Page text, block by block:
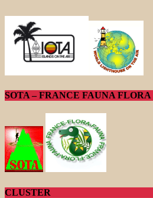
SOTA – FRANCE FAUNA FLORA
CLUSTER